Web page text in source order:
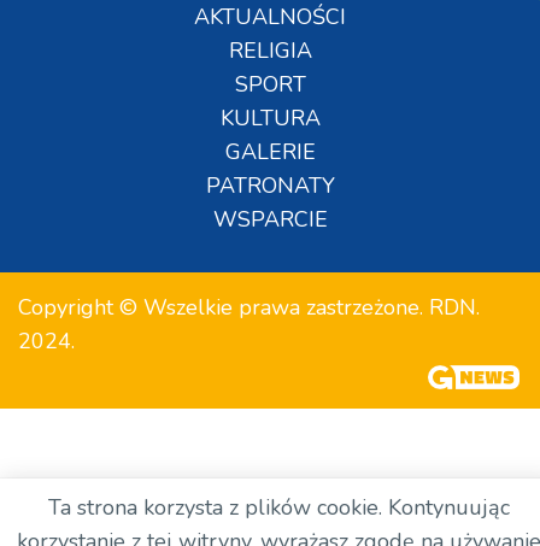
AKTUALNOŚCI
RELIGIA
SPORT
KULTURA
GALERIE
PATRONATY
WSPARCIE
Copyright © Wszelkie prawa zastrzeżone. RDN.
2024.
Ta strona korzysta z plików cookie. Kontynuując